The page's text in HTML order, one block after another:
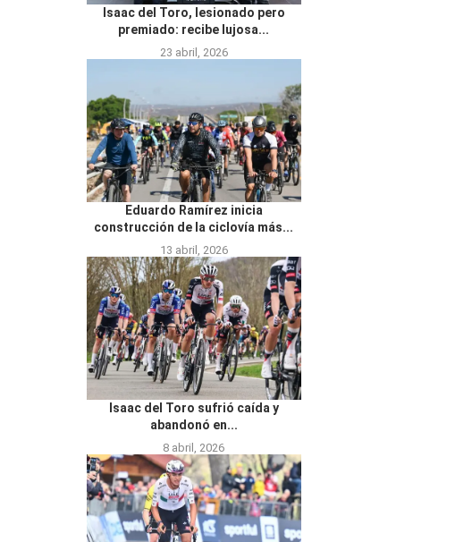
Isaac del Toro, lesionado pero
premiado: recibe lujosa...
23 abril, 2026
Eduardo Ramírez inicia
construcción de la ciclovía más...
13 abril, 2026
Isaac del Toro sufrió caída y
abandonó en...
8 abril, 2026